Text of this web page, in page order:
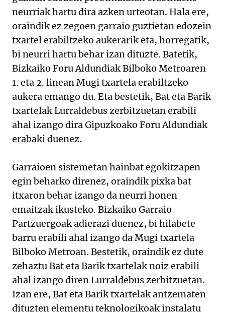
neurriak hartu dira azken urteotan. Hala ere,
oraindik ez zegoen garraio guztietan edozein
txartel erabiltzeko aukerarik eta, horregatik,
bi neurri hartu behar izan dituzte. Batetik,
Bizkaiko Foru Aldundiak Bilboko Metroaren
1. eta 2. linean Mugi txartela erabiltzeko
aukera emango du. Eta bestetik, Bat eta Barik
txartelak Lurraldebus zerbitzuetan erabili
ahal izango dira Gipuzkoako Foru Aldundiak
erabaki duenez.
Garraioen sistemetan hainbat egokitzapen
egin beharko direnez, oraindik pixka bat
itxaron behar izango da neurri honen
emaitzak ikusteko. Bizkaiko Garraio
Partzuergoak adierazi duenez, bi hilabete
barru erabili ahal izango da Mugi txartela
Bilboko Metroan. Bestetik, oraindik ez dute
zehaztu Bat eta Barik txartelak noiz erabili
ahal izango diren Lurraldebus zerbitzuetan.
Izan ere, Bat eta Barik txartelak antzematen
dituzten elementu teknologikoak instalatu